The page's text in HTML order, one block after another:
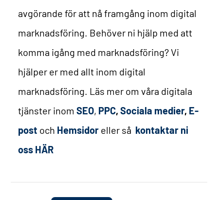
avgörande för att nå framgång inom digital
marknadsföring. Behöver ni hjälp med att
komma igång med marknadsföring? Vi
hjälper er med allt inom digital
marknadsföring. Läs mer om våra digitala
tjänster inomSEO, PPC,Sociala medier, E-
post och Hemsidor eller så kontaktar ni
oss HÄR